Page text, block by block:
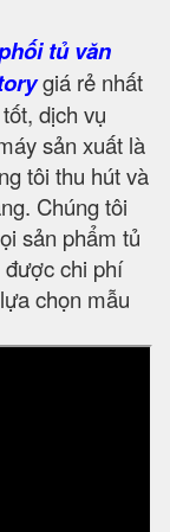
tủ văn
giá rẻ nhất
dịch vụ
sản xuất là
tôi thu hút và
Chúng tôi
sản phẩm tủ
được chi phí
chọn mẫu